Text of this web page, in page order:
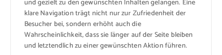
und gezielt zu den gewünschten Inhalten gelangen. Eine
klare Navigation trägt nicht nur zur Zufriedenheit der
Besucher bei, sondern erhöht auch die
Wahrscheinlichkeit, dass sie länger auf der Seite bleiben
und letztendlich zu einer gewünschten Aktion führen.